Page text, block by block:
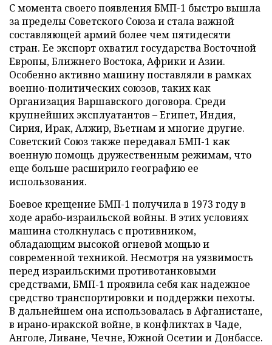
С момента своего появления БМП-1 быстро вышла
за пределы Советского Союза и стала важной
составляющей армий более чем пятидесяти
стран. Ее экспорт охватил государства Восточной
Европы, Ближнего Востока, Африки и Азии.
Особенно активно машину поставляли в рамках
военно-политических союзов, таких как
Организация Варшавского договора. Среди
крупнейших эксплуатантов – Египет, Индия,
Сирия, Ирак, Алжир, Вьетнам и многие другие.
Советский Союз также передавал БМП-1 как
военную помощь дружественным режимам, что
еще больше расширило географию ее
использования.
Боевое крещение БМП-1 получила в 1973 году в
ходе арабо-израильской войны. В этих условиях
машина столкнулась с противником,
обладающим высокой огневой мощью и
современной техникой. Несмотря на уязвимость
перед израильскими противотанковыми
средствами, БМП-1 проявила себя как надежное
средство транспортировки и поддержки пехоты.
В дальнейшем она использовалась в Афганистане,
в ирано-иракской войне, в конфликтах в Чаде,
Анголе, Ливане, Чечне, Южной Осетии и Донбассе.